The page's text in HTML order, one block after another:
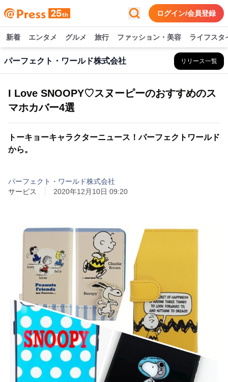
ログイン/会員登録
新着 エンタメ グルメ 旅行 ファッション・美容 ライフスタ
パーフェクト・ワールド株式会社 リリース一覧
I Love SNOOPY♡スヌーピーのおすすめのス
マホカバー4選
トーキョーキャラクターニュース！パーフェクトワールド
から。
パーフェクト・ワールド株式会社
サービス
2020年12月10日 09:20